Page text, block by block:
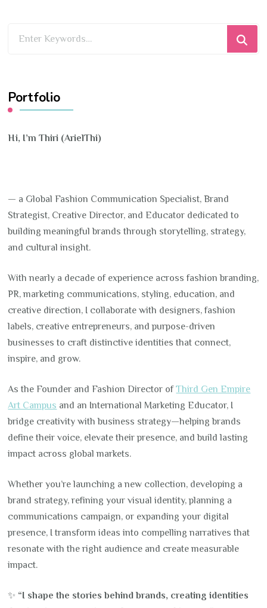
Portfolio
Hi, I’m Thiri (ArielThi)
— a Global Fashion Communication Specialist, Brand
Strategist, Creative Director, and Educator dedicated to
building meaningful brands through storytelling, strategy,
and cultural insight.
With nearly a decade of experience across fashion branding,
PR, marketing communications, styling, education, and
creative direction, I collaborate with designers, fashion
labels, creative entrepreneurs, and purpose-driven
businesses to craft distinctive identities that connect,
inspire, and grow.
As the Founder and Fashion Director ofThird Gen Empire
Art Campus and an International Marketing Educator, I
bridge creativity with business strategy—helping brands
define their voice, elevate their presence, and build lasting
impact across global markets.
Whether you’re launching a new collection, developing a
brand strategy, refining your visual identity, planning a
communications campaign, or expanding your digital
presence, I transform ideas into compelling narratives that
resonate with the right audience and create measurable
impact.
✨ “I shape the stories behind brands, creating identities